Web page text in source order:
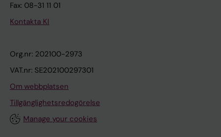
Fax: 08-31 11 01
Kontakta KI
Org.nr: 202100-2973
VAT.nr: SE202100297301
Om webbplatsen
Tillgänglighetsredogörelse
Manage your cookies